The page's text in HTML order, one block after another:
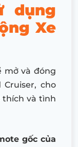
dụng
Xe
mở và đóng
cho
thích và tình
gốc của